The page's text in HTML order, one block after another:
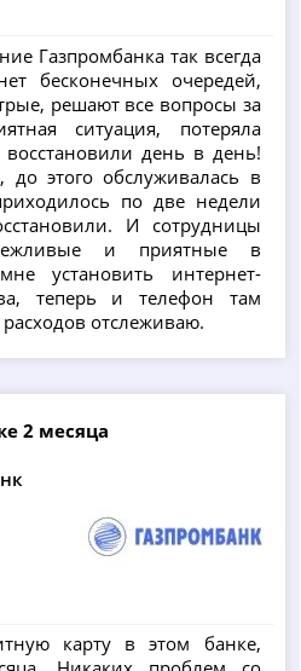
Газпромбанка так всегда
бесконечных очередей,
решают все вопросы за
ситуация, потеряла
восстановили день в день!
этого обслуживалась в
по две недели
И сотрудницы
и приятные в
установить интернет-
теперь и телефон там
отслеживаю.
2 месяца
карту в этом банке,